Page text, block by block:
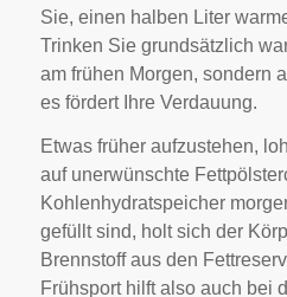
Sie, einen halben Liter
Trinken Sie grundsätzlich
am frühen Morgen, sondern
es fördert Ihre Verdauung.
Etwas früher aufzustehen,
auf unerwünschte
Kohlenhydratspeicher
gefüllt sind, holt sich der
Brennstoff aus den
Frühsport hilft also auch bei